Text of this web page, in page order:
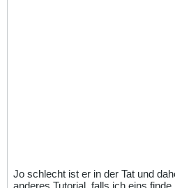
Jo schlecht ist er in der Tat und
anderes Tutorial, falls ich eins